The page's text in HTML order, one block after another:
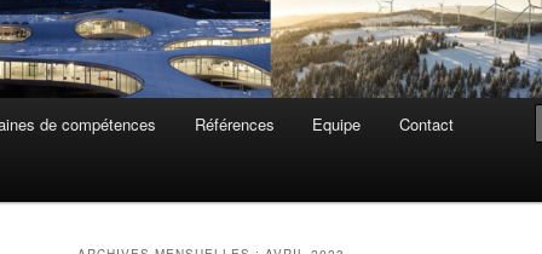
de compétences Références Equipe Contact